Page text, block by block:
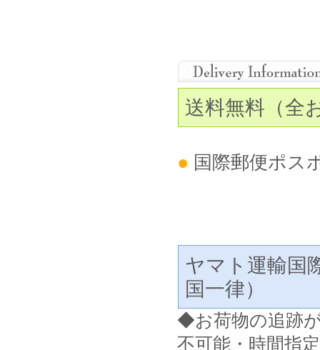
送料無料（全
● 国際郵便ポス
ヤマト運輸国
国一律）
◆お荷物の追跡
不可能・時間指